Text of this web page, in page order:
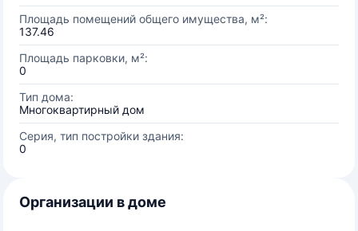
Площадь помещений общего имущества, м²:
137.46
Площадь парковки, м²:
0
Тип дома:
Многоквартирный дом
Серия, тип постройки здания:
0
Организации в доме